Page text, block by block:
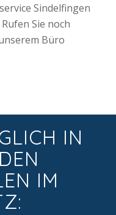
Sindelfingen
Sie noch
Büro
IN
IM